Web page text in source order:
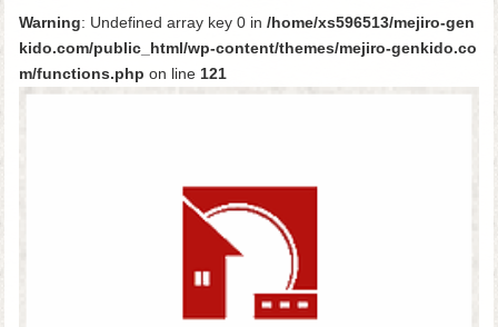
Warning: Undefined array key 0 in /home/xs596513/mejiro-gen
kido.com/public_html/wp-content/themes/mejiro-genkido.co
m/functions.php on line 121